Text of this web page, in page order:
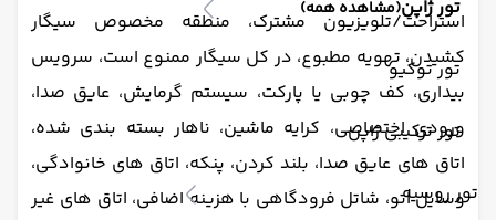
تور ژاپن(مشاهده همه)
تور توکیو
تور ترکیبی ژاپن
تور روسیه
استراحت/تلویزیون مشترک، منطقه مخصوص سیگار
کشیدن، تهویه مطبوع، در کل سیگار ممنوع است، سرویس
بیداری، کف چوبی یا پارکت، سیستم گرمایش، عایق صدا،
ورودی اختصاصی، کرایه ماشین، ناهار بسته بندی شده،
اتاق های عایق صدا، بلند کردن، پنکه، اتاق های خانوادگی،
وسایل اتو، شاتل فرودگاهی با هزینه اضافی، اتاق های غیر